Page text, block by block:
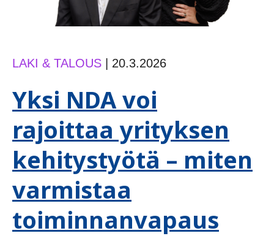
LAKI & TALOUS 20.3.2026
Yksi NDA voi
rajoittaa yrityksen
kehitystyötä – miten
varmistaa
toiminnanvapaus